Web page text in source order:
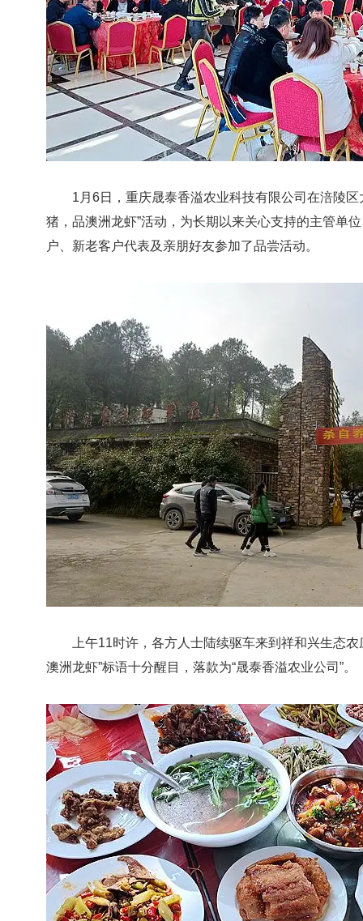
1月6日，重庆晟泰香溢农业科技有限公司在涪陵区
猪，品澳洲龙虾”活动，为长期以来关心支持的主管单
户、新老客户代表及亲朋好友参加了品尝活动。
上午11时许，各方人士陆续驱车来到祥和兴生态农
澳洲龙虾”标语十分醒目，落款为“晟泰香溢农业公司”。